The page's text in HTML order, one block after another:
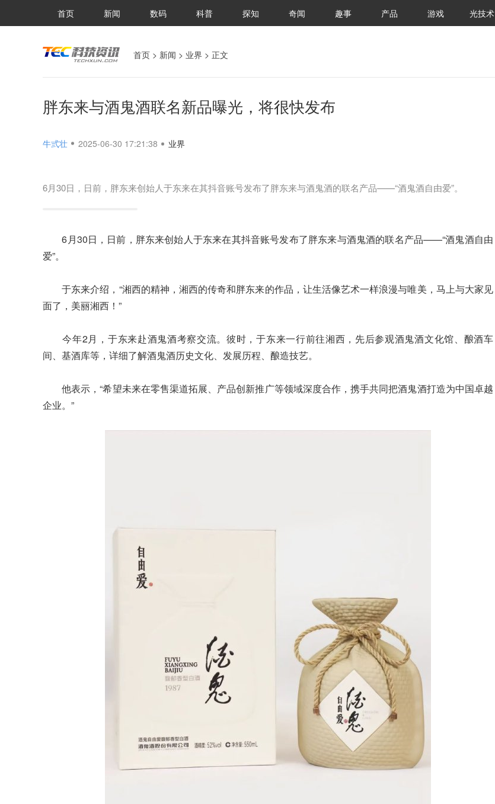
首页 新闻 数码 科普 探知 奇闻 趣事 产品 游戏 光技术
首页 > 新闻 > 业界 > 正文
胖东来与酒鬼酒联名新品曝光，将很快发布
牛弎壮 2025-06-30 17:21:38 业界
6月30日，日前，胖东来创始人于东来在其抖音账号发布了胖东来与酒鬼酒的联名产品——“酒鬼酒自由爱”。
6月30日，日前，胖东来创始人于东来在其抖音账号发布了胖东来与酒鬼酒的联名产品——“酒鬼酒自由
爱”。
于东来介绍，“湘西的精神，湘西的传奇和胖东来的作品，让生活像艺术一样浪漫与唯美，马上与大家见
面了，美丽湘西！”
今年2月，于东来赴酒鬼酒考察交流。彼时，于东来一行前往湘西，先后参观酒鬼酒文化馆、酿酒车
间、基酒库等，详细了解酒鬼酒历史文化、发展历程、酿造技艺。
他表示，“希望未来在零售渠道拓展、产品创新推广等领域深度合作，携手共同把酒鬼酒打造为中国卓越
企业。”